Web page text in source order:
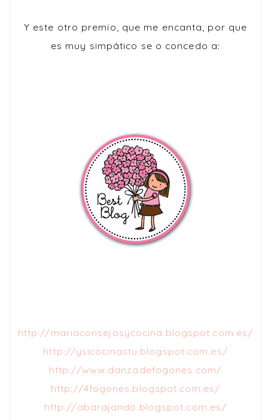
Y este otro premio, que me encanta, por que
es muy simpático se o concedo a:
http://mariaconsejosycocina.blogspot.com.es/
http://ysicocinastu.blogspot.com.es/
http://www.danzadefogones.com/
http://4fogones.blogspot.com.es/
http://abarajando.blogspot.com.es/